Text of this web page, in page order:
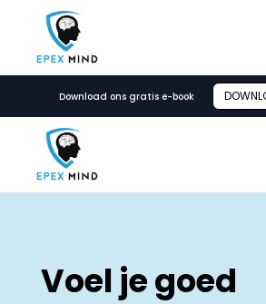
Download ons gratis e-book
Voel je goed